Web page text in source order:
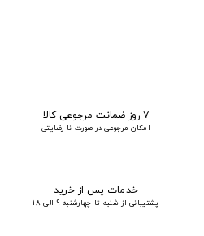
۷ روز ضمانت مرجوعی کالا
امکان مرجوعی در صورت نا رضایتی
خدمات پس از خرید
پشتیبانی از شنبه تا چهارشنبه 9 الی 18